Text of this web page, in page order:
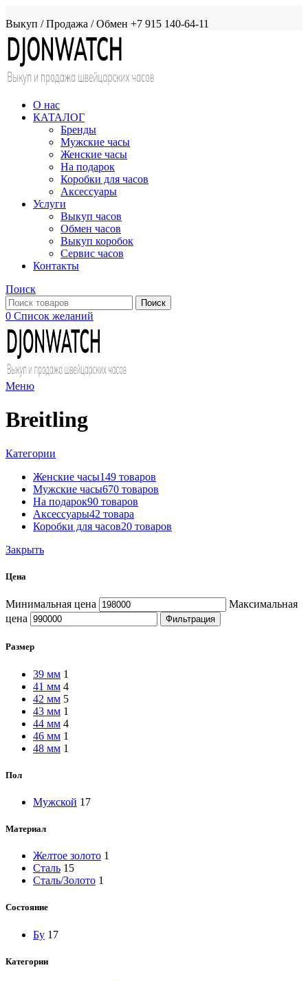
Выкуп / Продажа / Обмен +7 915 140-64-11
О нас
КАТАЛОГ
Бренды
Мужские часы
Женские часы
На подарок
Коробки для часов
Аксессуары
Услуги
Выкуп часов
Обмен часов
Выкуп коробок
Сервис часов
Контакты
Поиск
Поиск
0 Список желаний
Меню
Breitling
Категории
Женские часы149 товаров
Мужские часы670 товаров
На подарок90 товаров
Аксессуары42 товара
Коробки для часов20 товаров
Закрыть
Цена
Минимальная цена
Максимальная
цена
Фильтрация
Размер
39 мм 1
41 мм 4
42 мм 5
43 мм 1
44 мм 4
46 мм 1
48 мм 1
Пол
Мужской 17
Материал
Желтое золото 1
Сталь 15
Сталь/Золото 1
Состояние
Бу 17
Категории